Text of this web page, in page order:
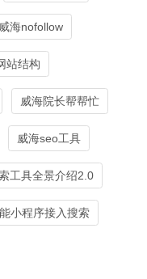
威海nofollow
站结构
威海院长帮帮忙
威海seo工具
工具全景介绍2.0
小程序接入搜索